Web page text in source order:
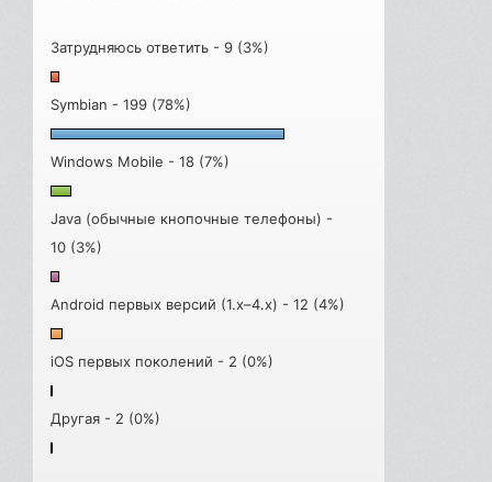
Затрудняюсь ответить - 9 (3%)
Symbian - 199 (78%)
Windows Mobile - 18 (7%)
Java (обычные кнопочные телефоны) -
10 (3%)
Android первых версий (1.x–4.x) - 12 (4%)
iOS первых поколений - 2 (0%)
Другая - 2 (0%)